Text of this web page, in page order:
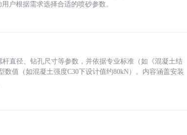
户根据需求选择合适的喷砂参数。
直径、钻孔尺寸等参数，并依据专业标准（如《混凝土结
值（如混凝土强度C30下设计值约80kN）。内容涵盖安装